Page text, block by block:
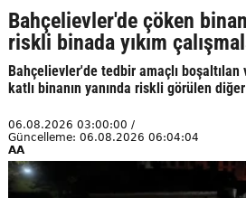
Bahçelievler'de çöken
riskli binada yıkım
Bahçelievler'de tedbir amaçlı
katlı binanın yanında riskli görülen diğer
06.08.2026 03:00:00 /
Güncelleme: 06.08.2026 06:04:04
AA